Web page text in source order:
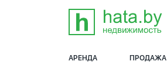
АРЕНДА ПРОДАЖА